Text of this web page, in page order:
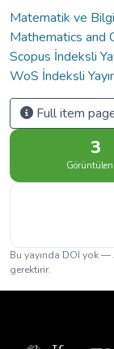
Matematik ve
Mathematics and
Scopus İndeksli
WoS İndeksli
Full item
3
Bu yayında DOI yok
gerektirir.